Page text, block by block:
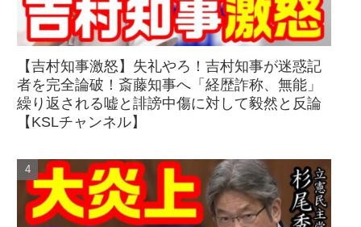
【吉村知事激怒】失礼やろ！吉村知事が迷惑記
者を完全論破！斎藤知事へ「経歴詐称、無能」
繰り返される嘘と誹謗中傷に対して毅然と反論
【KSLチャンネル】